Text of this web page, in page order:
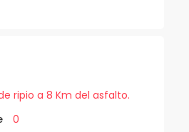
ripio a 8 Km del asfalto.
0